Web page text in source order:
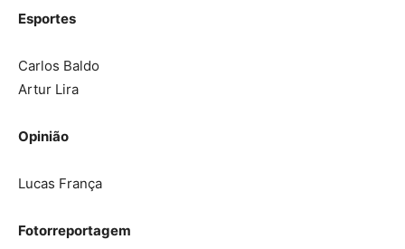
Esportes
Carlos Baldo
Artur Lira
Opinião
Lucas França
Fotorreportagem